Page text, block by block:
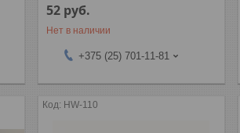
52 руб.
Нет в наличии
+375 (25) 701-11-81
HW-110